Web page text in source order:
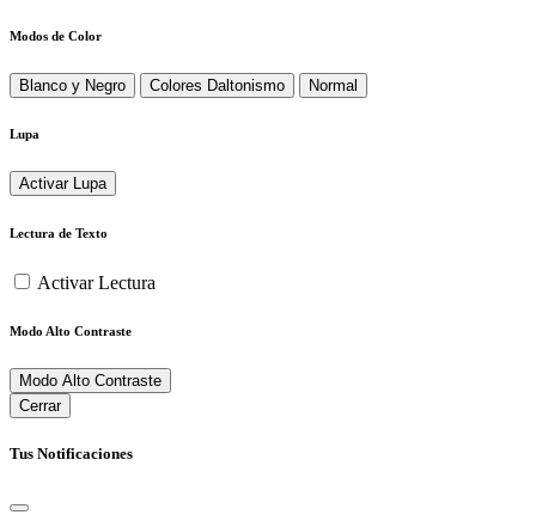
Modos de Color
Blanco y Negro Colores Daltonismo Normal
Lupa
Activar Lupa
Lectura de Texto
Activar Lectura
Modo Alto Contraste
Modo Alto Contraste
Cerrar
Tus Notificaciones